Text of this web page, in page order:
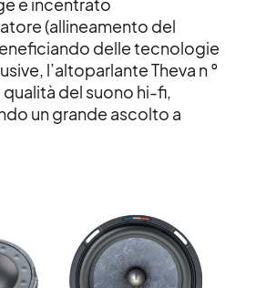
(allineamento del
delle tecnologie
l’altoparlante Theva n °
qualità del suono hi-fi,
un grande ascolto a